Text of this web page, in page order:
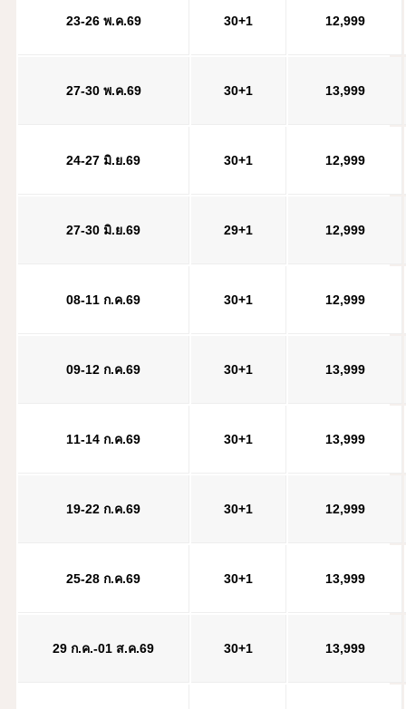
23-26 พ.ค.69 30+1 12,999
27-30 พ.ค.69 30+1 13,999
24-27 มิ.ย.69 30+1 12,999
27-30 มิ.ย.69 29+1 12,999
08-11 ก.ค.69 30+1 12,999
09-12 ก.ค.69 30+1 13,999
11-14 ก.ค.69 30+1 13,999
19-22 ก.ค.69 30+1 12,999
25-28 ก.ค.69 30+1 13,999
29 ก.ค.-01 ส.ค.69 30+1 13,999